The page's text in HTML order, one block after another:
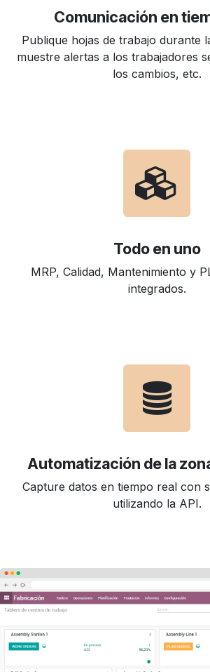
Comunicación en
Publique hojas de trabajo durante
muestre alertas a los trabajadores
los cambios, etc.
Todo en uno
MRP, Calidad, Mantenimiento y
integrados.
Automatización de la
Capture datos en tiempo real con
utilizando la API.